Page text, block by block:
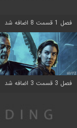
فصل 1 قسمت 8 اضافه شد
فصل 3 قسمت 3 اضافه شد